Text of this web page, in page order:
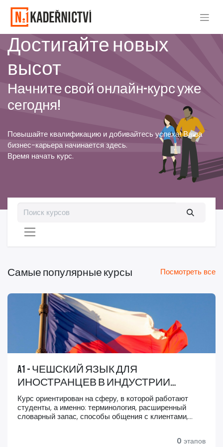
Достигайте новых
высот
Начните свой онлайн-курс уже
сегодня!
Повышайте квалификацию и добивайтесь успеха! Ваша
бизнес-карьера начинается здесь.
Время начать курс.
Посмотреть все
Самые популярные курсы
A1 - ЧЕШСКИЙ ЯЗЫК ДЛЯ
ИНОСТРАНЦЕВ В ИНДУСТРИИ
КРАСОТЫ
Курс ориентирован на сферу, в которой работают
студенты, а именно: терминология, расширенный
словарный запас, способы общения с клиентами,
0 этапов